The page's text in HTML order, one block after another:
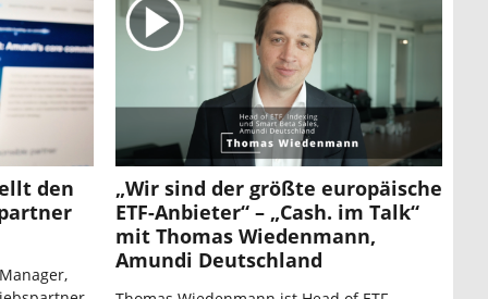
den
„Wir sind der größte europäische
ETF-Anbieter“ – „Cash. im Talk“
mit Thomas Wiedenmann,
Amundi Deutschland